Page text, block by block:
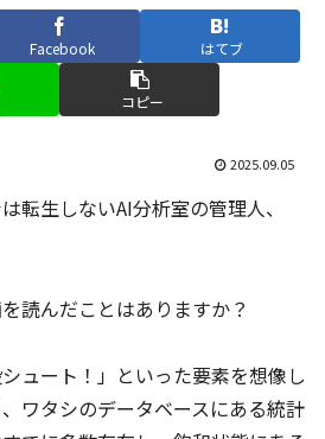
Facebook はてブ
コピー
2025.09.05
転生しないAI分析室の管理人、
読んだことはありますか？
ュート！」といった要素を想像し
ワタシのデータベースにある統計